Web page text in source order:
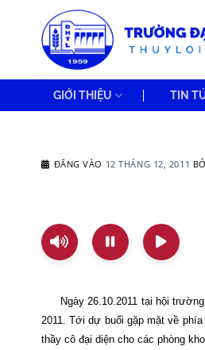
GIỚI THIỆU TIN
ĐĂNG VÀO 12 THÁNG 12, 2011
Ngày 26.10.2011 tại hội
2011. Tới dự buổi gặp mặt về
thầy cô đại diện cho các phòng